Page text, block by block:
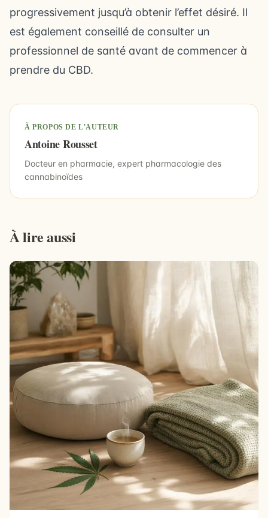
progressivement jusqu’à obtenir l’effet désiré. Il
est également conseillé de consulter un
professionnel de santé avant de commencer à
prendre du CBD.
À PROPOS DE L'AUTEUR
Antoine Rousset
Docteur en pharmacie, expert pharmacologie des
cannabinoïdes
À lire aussi